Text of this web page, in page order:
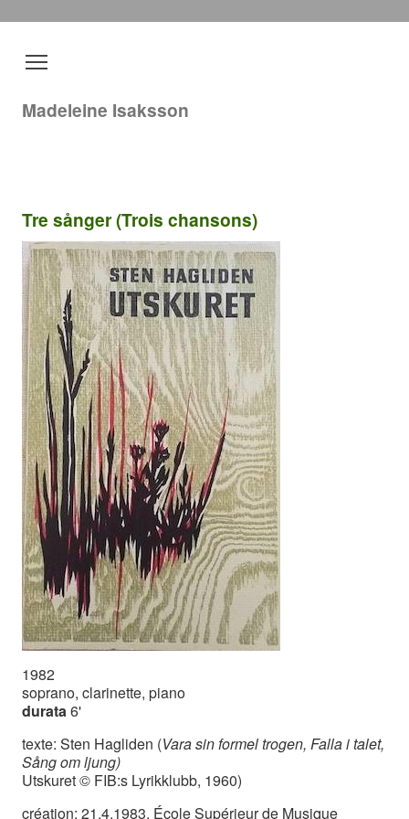
Madeleine Isaksson
Tre sånger (Trois chansons)
1982
soprano, clarinette, piano
durata6'
texte: Sten Hagliden (Vara sin formel trogen, Falla i talet,
Sång om ljung)
Utskuret © FIB:s Lyrikklubb, 1960)
création: 21.4.1983, École Supérieur de Musique